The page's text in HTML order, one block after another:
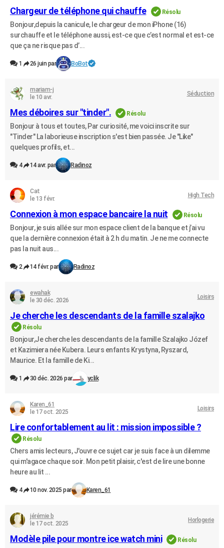
Destinations
City break
Voyage nature
Voyage de noces
Forum
Climat
+PHOTO
GUIDES D'ACHAT
CARTE DE VOEUX
Carte de Noël
Carte Bonne année
Carte Saint-Valentin
Carte Pâques
Carte d'anniversaire
DICTIONNAIRE
Dictionnaire
Biographies
Citations
Expressions
Proverbes
PROGRAMME TV
COPAINS D'AVANT
S'inscrire
Se connecter
Lycées
Collèges
Primaires
Universités
Entreprises
Service militaire
Avis de recherche
Bricolage
Lifestyle
Culture
Sport
Auto
Television
Voyage
Cinema
Chargeur de téléphone qui chauffe Résolu
Bonjour,depuis la canicule, le chargeur de mon iPhone (16)
surchauffe et le téléphone aussi, est-ce que c’est normal et est-ce
que ça ne risque pas d’...
1 26 juin par BoBot
mariam-j
le 10 avr.
Séduction
Mes déboires sur "tinder". Résolu
Bonjour à tous et toutes, Par curiosité, me voici inscrite sur
"Tinder" La laborieuse inscription s'est bien passée. Je "Like"
quelques profils, et...
4 14 avr. par Radinoz
Cat
le 13 févr.
High Tech
Connexion à mon espace bancaire la nuit Résolu
Bonjour, je suis allée sur mon espace client de la banque et j’ai vu
que la dernière connexion était à 2 h du matin. Je ne me connecte
pas la nuit aus...
2 14 févr. par Radinoz
ewahak
le 30 déc. 2026
Loisirs
Je cherche les descendants de la famille szalajko
Résolu
Bonjour,Je cherche les descendants de la famille Szalajko Józef
et Kazimiera née Kubera. Leurs enfants Krystyna, Ryszard,
Maurice. Et la famille de Ki...
1 30 déc. 2026 par yclik
Karen_61
le 17 oct. 2025
Loisirs
Lire confortablement au lit : mission impossible ?
Résolu
Chers amis lecteurs, J'ouvre ce sujet car je suis face à un dilemme
qui m'agace chaque soir. Mon petit plaisir, c'est de lire une bonne
heure au lit ...
4 10 nov. 2025 par Karen_61
jérémie b
le 17 oct. 2025
Horlogerie
Modèle pile pour montre ice watch mini Résolu